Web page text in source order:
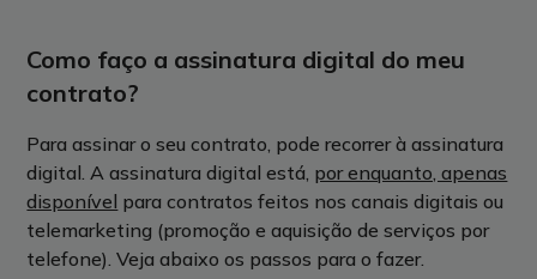
Como faço a assinatura digital do meu
contrato?
Para assinar o seu contrato, pode recorrer à assinatura
digital. A assinatura digital está, por enquanto, apenas
disponível para contratos feitos nos canais digitais ou
telemarketing (promoção e aquisição de serviços por
telefone).Veja abaixo os passos para o fazer.